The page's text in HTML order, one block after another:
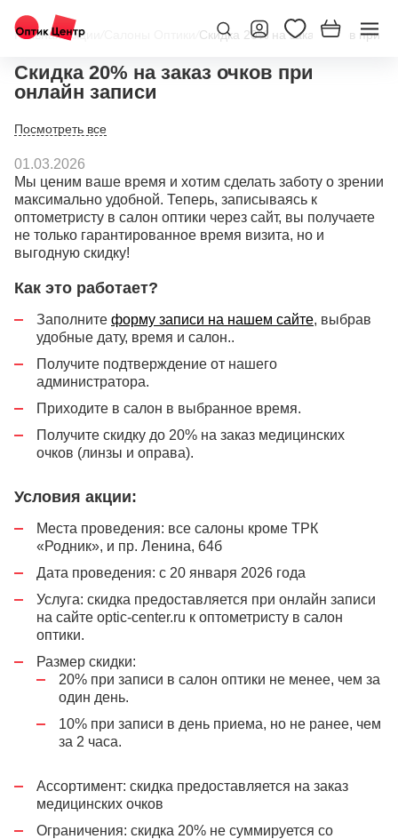
Главная/Акции Скидка 20% на заказ очков при
Скидка 20% на заказ очков при
онлайн записи
01.03.2026
Мы ценим ваше время и хотим сделать заботу о зрении
максимально удобной. Теперь, записываясь к
оптометристу в салон оптики через сайт, вы получаете
не только гарантированное время визита, но и
выгодную скидку!
Как это работает?
Заполните форму записи на нашем сайте, выбрав
удобные дату, время и салон..
Получите подтверждение от нашего
администратора.
Приходите в салон в выбранное время.
Получите скидку до 20% на заказ медицинских
очков (линзы и оправа).
Условия акции:
Места проведения: все салоны кроме ТРК
«Родник», и пр. Ленина, 64б
Дата проведения: с 20 января 2026 года
Услуга: скидка предоставляется при онлайн записи
на сайте optic-center.ru к оптометристу в салон
оптики.
Размер скидки:
20% при записи в салон оптики не менее, чем за
один день.
10% при записи в день приема, но не ранее, чем
за 2 часа.
Ассортимент: скидка предоставляется на заказ
медицинских очков
Ограничения: скидка 20% не суммируется со